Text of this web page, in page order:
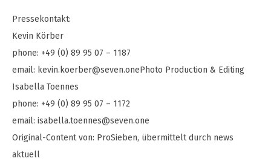
Pressekontakt:
Kevin Körber
phone: +49 (0) 89 95 07 – 1187
email: kevin.koerber@seven.onePhoto Production & Editing
Isabella Toennes
phone: +49 (0) 89 95 07 – 1172
email: isabella.toennes@seven.one
Original-Content von: ProSieben, übermittelt durch news
aktuell